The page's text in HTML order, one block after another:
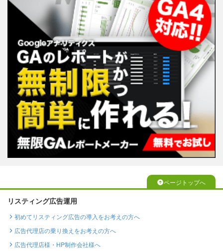
ページトップへ
リスティング広告運用
初めてリスティング広告の導入をお考えの方へ
広告代理店の乗り換えをお考えの方へ
広告代理店様・HP制作会社様へ